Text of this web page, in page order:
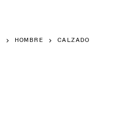
HOMBRE CALZADO